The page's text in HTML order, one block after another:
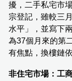
擾，二手私宅市
宗登記，雖較三
水平」，並寫下
為37個月來的第
有焦點，換樓鏈
非住宅市場：工